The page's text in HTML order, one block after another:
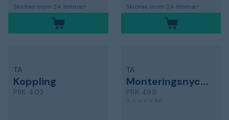
Skickas inom 24 timmar! Skickas inom 24 timmar!
TA
Koppling
PRK 402
TA
Monteringsnyckel
PRK 499
5,0